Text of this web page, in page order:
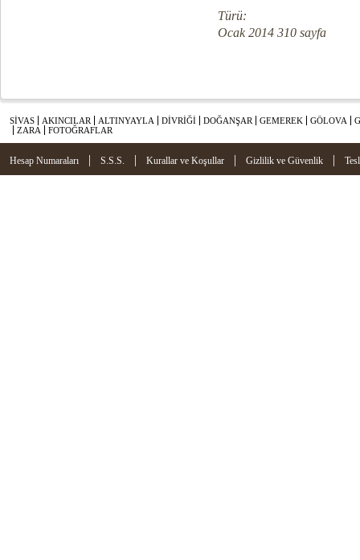
Türü:
Ocak 2014 310 sayfa
SİVAS AKINCILAR ALTINYAYLA DİVRİĞİ DOĞANŞAR GEMEREK GÖLOVA
ZARA
FOTOĞRAFLAR
Hesap Numaraları | S.S.S. | Kurallar ve Koşullar | Gizlilik ve Güvenlik |